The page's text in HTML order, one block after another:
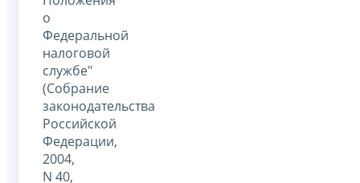
о
Федеральной
налоговой
службе"
(Собрание
законодательства
Российской
Федерации,
2004,
N 40,